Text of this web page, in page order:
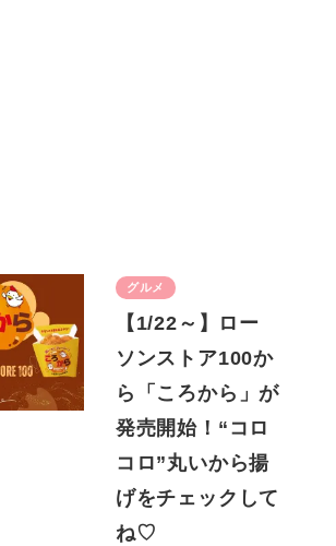
グルメ
【1/22～】ロー
ソンストア100か
ら「ころから」が
発売開始！“コロ
コロ”丸いから揚
げをチェックして
ね♡